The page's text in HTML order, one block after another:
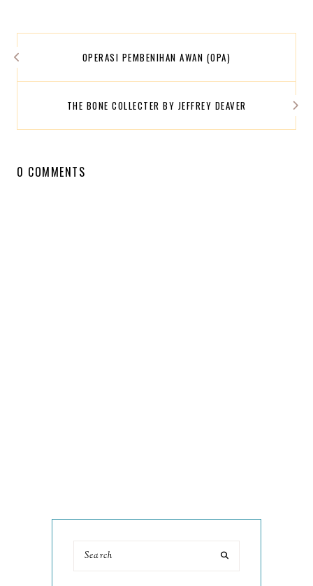
OPERASI PEMBENIHAN AWAN (OPA)
THE BONE COLLECTER BY JEFFREY DEAVER
0 COMMENTS